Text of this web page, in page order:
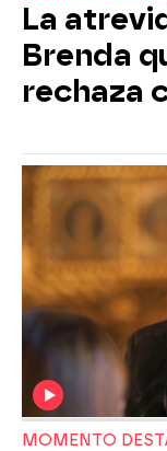
La
Brenda
rechaza
MOMENTO